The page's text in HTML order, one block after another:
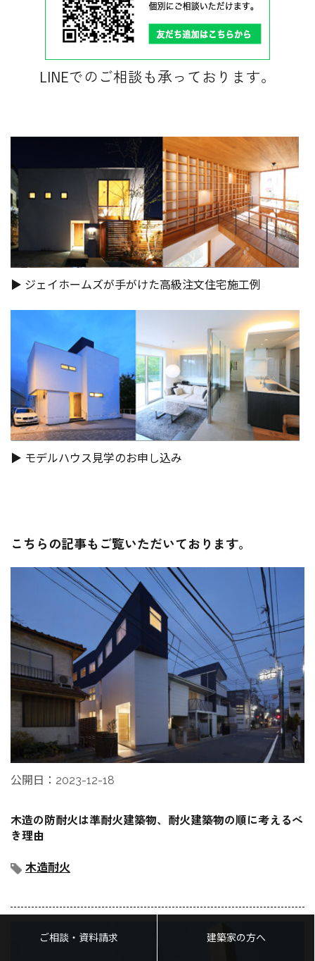
LINEでのご相談も承っております。
▶︎ ジェイホームズが手がけた高級注文住宅施工例
▶︎ モデルハウス見学のお申し込み
こちらの記事もご覧いただいております。
公開日：2023-12-18
木造の防耐火は準耐火建築物、耐火建築物の順に考えるべ
き理由
木造耐火
ご相談・資料請求 建築家の方へ